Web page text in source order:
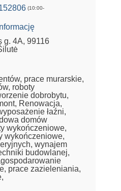
(10:00-
g. 4A, 99116
prace murarskie,
roboty
dobrobytu,
Renowacja,
łaźni,
domów
wykończeniowe,
wykończeniowe,
wynajem
budowlanej,
prace zazieleniania,